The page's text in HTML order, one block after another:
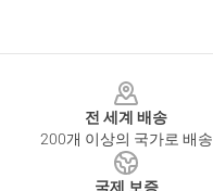
전 세계 배송
200개 이상의 국가로 배송
국제 보증